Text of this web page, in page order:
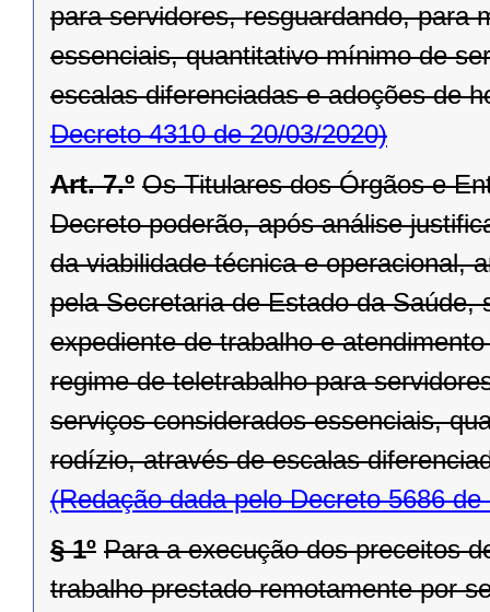
para servidores, resguardando, para
essenciais, quantitativo mínimo de
escalas diferenciadas e adoções de
Decreto 4310 de 20/03/2020)
Art. 7.º Os Titulares dos Órgãos e
Decreto poderão, após análise
da viabilidade técnica e operacional,
pela Secretaria de Estado da
expediente de trabalho e
regime de teletrabalho para
serviços considerados essenciais,
rodízio, através de escalas
(Redação dada pelo Decreto 5686 de
§ 1º Para a execução dos preceitos
trabalho prestado remotamente por